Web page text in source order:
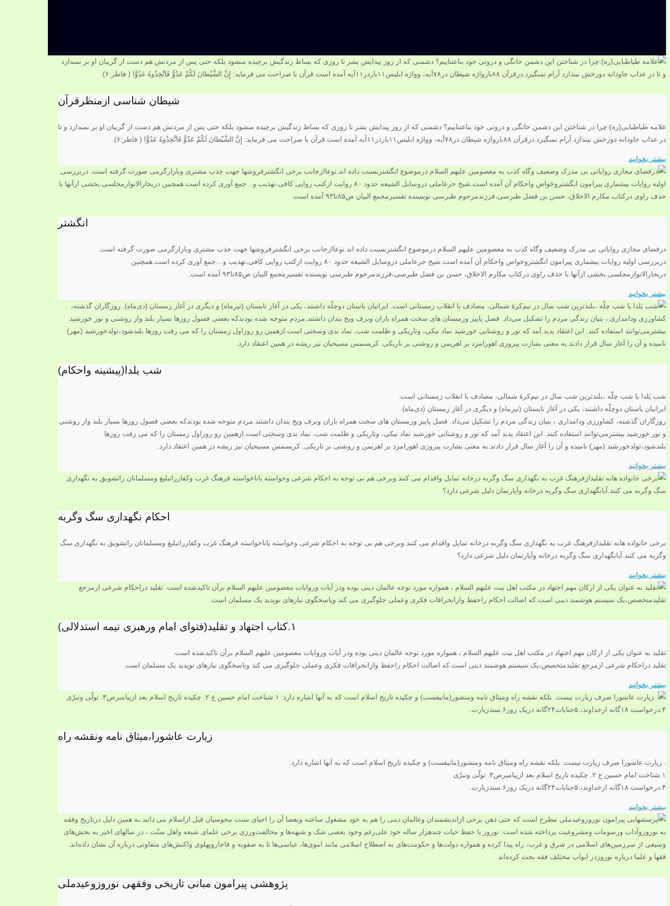
شیطان شناسی ازمنظرقرآن
علامه طباطبایی(ره):چرا در شناختن اين دشمن خانگى و درونى خود بى‏اعتناييم؟ دشمنى كه از روز پيدايش بشر تا روزى كه بساط زندگيش برچيده مى‏شود بلكه حتى پس از مردنش هم دست از گريبان او بر نمى‏دارد و تا
در عذاب جاودانه دوزخش نيندازد آرام نمى‏گيرد.درقرآن ۸۸بارواژه شیطان در۷۸آیه، وواژه ابلیس۱۱باردر۱۱آیه آمده است.قرآن با صراحت می فرماید: إِنَّ الشَّيْطانَ لَكُمْ عَدُوٌّ فَاتَّخِذُوهُ عَدُوًّا ( فاطر:۶).
بیشتر بخوانید
انگشتر
درفضای مجازی روایاتی بی مدرک وضعیف وگاه کذب به معصومین علیهم السلام درموضوع انگشترنسبت داده اند.نوعاازجانب برخی انگشترفروشها جهت جذب مشتری وبازارگرمی صورت گرفته است.
دربررسی اولیه روایات بیشماری پیرامون انگشتروخواص واحکام آن آمده است.شیخ حرعاملی دروسایل الشیعه حدود ۸۰ روایت ازکتب روایی کافی،تهذیب و…جمع آوری کرده است.همچنین
دربحارالانوارمجلسی.بخشی ازآنها با حذف راوی درکتاب مکارم الاخلاق، حسن بن فضل طبرسی،فرزندمرحوم طبرسی نویسنده تفسیرمجمع البیان ص۸۵تا۹۳ آمده است.
بیشتر بخوانید
شب یلدا(پیشینه واحکام)
شب یَلدا یا شب چلّه ،بلندترین شب سال در نیم‌کرهٔ شمالی، مصادف با انقلاب زمستانی است.
ایرانیان باستان دوچلّه داشتند، یکی در آغاز تابستان (تیرماه) و دیگری در آغاز زمستان (دی‌ماه).
روزگاران گذشته، کشاورزی ودامداری ، بنیان زندگی مردم را تشکیل می‌داد. فصل پاییز وزمستان های سخت همراه باران وبرف ویخ بندان داشتند.مردم متوجه شده بودندکه بعضی فصول روزها بسیار بلند واز روشنی
و نور خورشید بیشترمی‌توانند استفاده کنند. این اعتقاد پدید آمد که نور و روشنایی خورشید نماد نیکی، وتاریکی و ظلمت شب، نماد بدی وسختی است.ازهمین رو روزاول زمستان را که می رفت روزها
بلندشود،تولدخورشید (مهر) نامیده و آن را آغاز سال قرار دادند.به معنی بشارت پیروزی اهورامزد بر اهریمن و روشنی بر تاریکی. کریسمس مسیحیان نیز ریشه در همین اعتقاد دارد.
بیشتر بخوانید
احکام نگهداری سگ وگربه
برخی خانواده هابه تقلیدازفرهنگ غرب به نگهداری سگ وگربه درخانه تمایل واقدام می کنند.وبرخی هم بی توجه به احکام شرعی وخواسته یاناخواسته فرهنگ غرب وکفارراتبلیغ ومسلمانان راتشویق به نگهداری سگ
وگربه می کنند.آیانگهداری سگ وگربه درخانه وآپارتمان دلیل شرعی دارد؟
بیشتر بخوانید
۱.کتاب اجتهاد و تقلید(فتوای امام ورهبری نیمه استدلالی)
تقلید به عنوان یکی از ارکان مهم اجتهاد در مکتب اهل بیت علیهم السلام ، همواره مورد توجه عالمان دینی بوده ودر آیات وروایات معصومین علیهم السلام برآن تاکیدشده است.
تقلید دراحکام شرعی ازمرجع تقلیدمتخصص،یک سیستم هوشمند دینی است.که اصالت احکام راحفظ وازانحرافات فکری وعملی جلوگیری می کند وپاسخگوی نیازهای نوپدید یک مسلمان است
بیشتر بخوانید
زیارت عاشورا،میثاق نامه ونقشه راه
. زیارت عاشورا صرف زیارت نیست. بلکه نقشه راه ومیثاق نامه ومنشور(مانیفست) و چکیده تاریخ اسلام است که به آنها اشاره دارد:
۱.شناخت امام حسین ع ۲. چکیده تاریخ اسلام بعد ازپیامبرص۳. تولّی وتبرّی
۴.درخواست ۱۸گانه ازخداوند،.۵جنایات۲۴گانه دریک روز۶.سندزیارت.
بیشتر بخوانید
پژوهشی پیرامون مبانی تاریخی وفقهی نوروزوعیدملی